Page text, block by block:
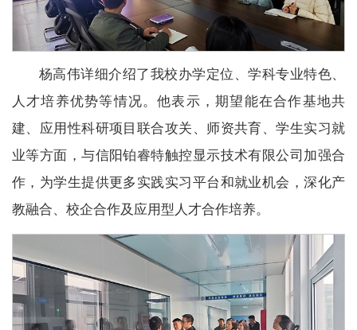
杨高伟详细介绍了我校办学定位、学科专业特色、
人才培养优势等情况。他表示，期望能在合作基地共
建、应用性科研项目联合攻关、师资共育、学生实习就
业等方面，与信阳铂睿特触控显示技术有限公司加强合
作，为学生提供更多实践实习平台和就业机会，深化产
教融合、校企合作及应用型人才合作培养。